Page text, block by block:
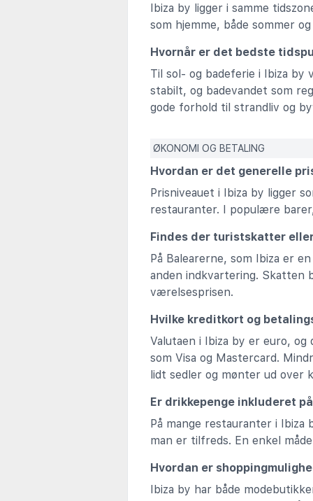
Ibiza by ligger i samme
som hjemme, både sommer
Hvornår er det bedste
Til sol- og badeferie i Ibiza
stabilt, og badevandet som
gode forhold til strandliv og
ØKONOMI OG BETALING
Hvordan er det generelle
Prisniveauet i Ibiza by ligger
restauranter. I populære
Findes der turistskatter
På Balearerne, som Ibiza er
anden indkvartering. Skatten
værelsesprisen.
Hvilke kreditkort og
Valutaen i Ibiza by er euro,
som Visa og Mastercard.
lidt sedler og mønter ud over
Er drikkepenge inkluderet
På mange restauranter i
man er tilfreds. En enkel
Hvordan er
Ibiza by har både